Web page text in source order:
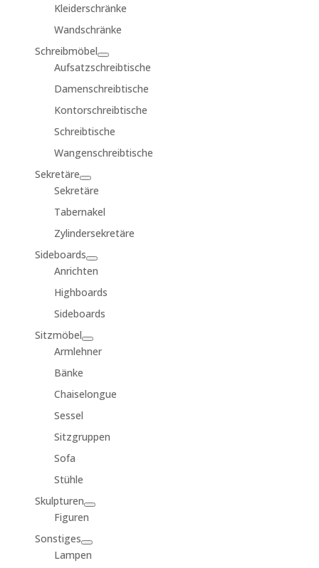
Kleiderschränke
Wandschränke
Schreibmöbel
Aufsatzschreibtische
Damenschreibtische
Kontorschreibtische
Schreibtische
Wangenschreibtische
Sekretäre
Sekretäre
Tabernakel
Zylindersekretäre
Sideboards
Anrichten
Highboards
Sideboards
Sitzmöbel
Armlehner
Bänke
Chaiselongue
Sessel
Sitzgruppen
Sofa
Stühle
Skulpturen
Figuren
Sonstiges
Lampen